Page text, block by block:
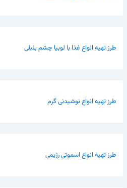
طرز تهیه انواع غذا با لوبیا چشم بلبلی
طرز تهیه انواع نوشیدنی گرم
طرز تهیه انواع اسموتی رژیمی